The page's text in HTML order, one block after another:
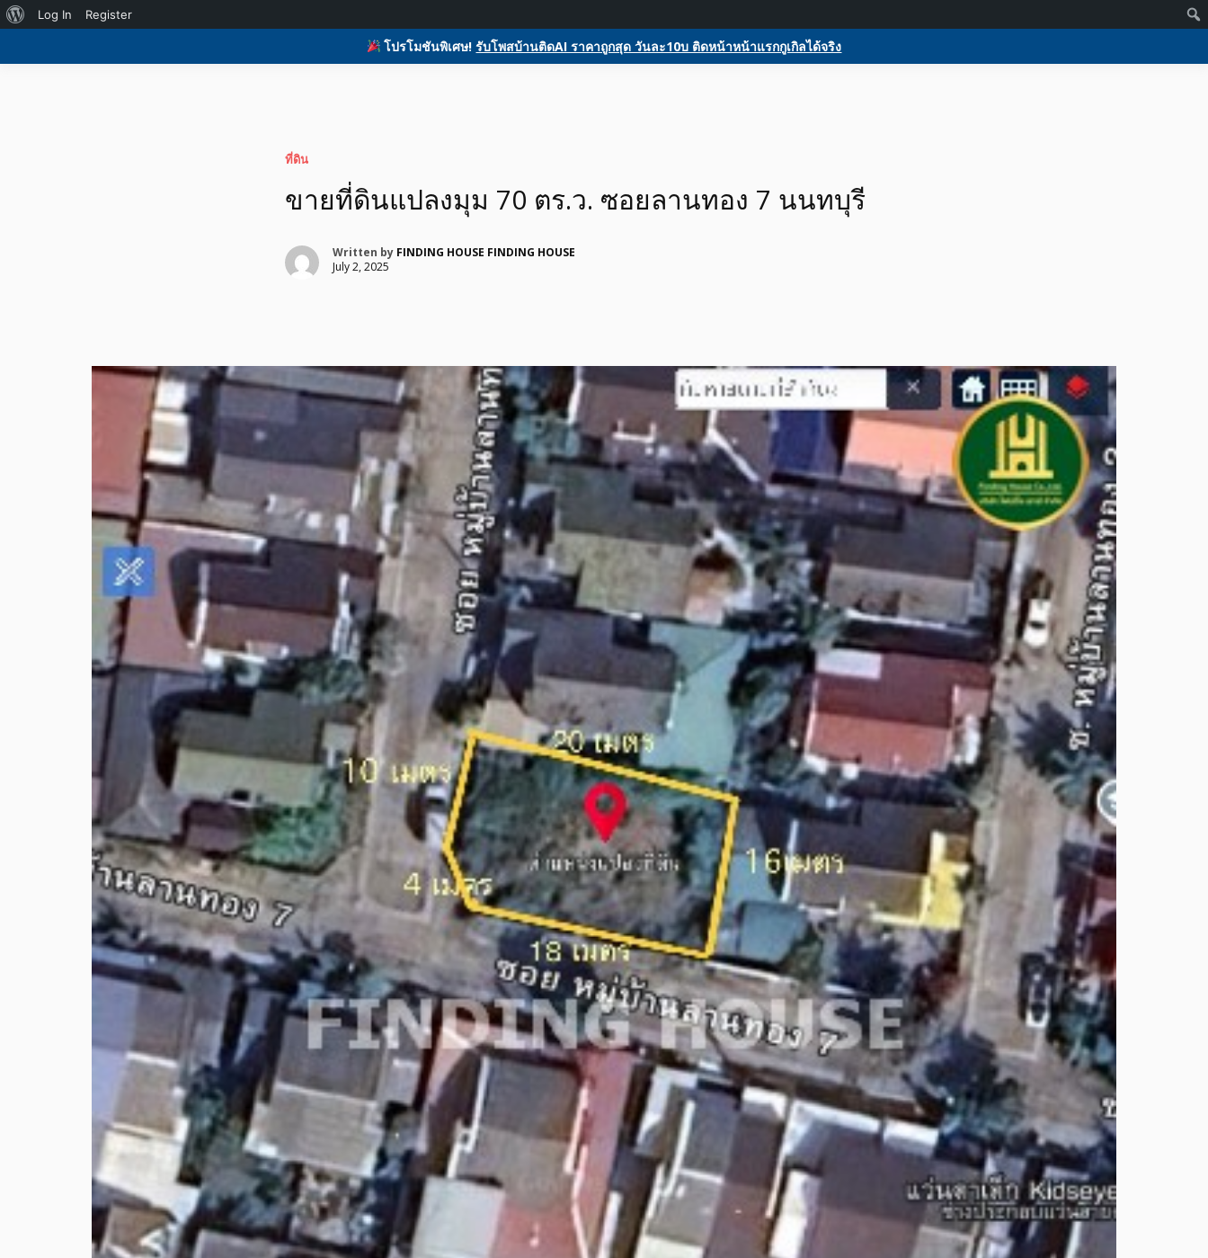
โปรโมชันพิเศษ!รับโพสบ้านติดAI ราคาถูกสุด วันละ10บ ติดหน้าหน้าแรกกูเกิลได้จริง
Skip
to
รับโพสต์เว็บ ติดAI ตลาดซื้อขาย SEO ติดหน้าแรกกูเกิล ฟรีประกาศขายบ้าน
รับโพสต์เว็บบอร์ด ติดAI ตลาดซื้อขาย ฟรีประกาศ ติดgooglesหน้า1ฟรีโฆษณาสินค้า บ้านและที่ดิน รถยนต์ของมือสอง ซื้อขายให้เช่า บริการ
Home ลงประกาศฟรี รับโพสต์โฆษณาสินค้า Register Activity Members Activate Log in Register
ที่ดิน
ขายที่ดินแปลงมุม 70 ตร.ว. ซอยลานทอง 7 นนทบุรี
Written by FINDING HOUSE FINDING HOUSE
July 2, 2025
About
Log In Register